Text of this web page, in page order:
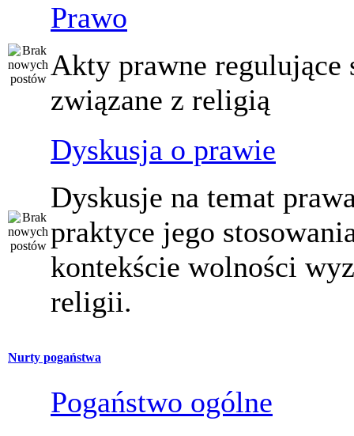
Prawo
Akty prawne regulujące
związane z religią
Dyskusja o prawie
Dyskusje na temat
praktyce jego
kontekście wolności
religii.
Nurty pogaństwa
Pogaństwo ogólne